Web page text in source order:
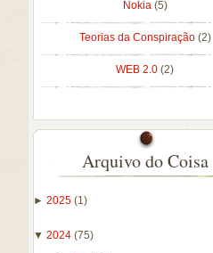
Nokia (5)
Teorias da Conspiração (2)
WEB 2.0 (2)
Arquivo do Coisa
► 2025 (1)
▼ 2024 (75)